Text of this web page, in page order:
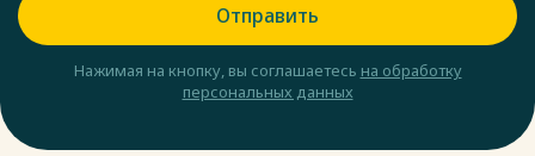
Отправить
Нажимая на кнопку, вы соглашаетесь на обработку
персональных данных